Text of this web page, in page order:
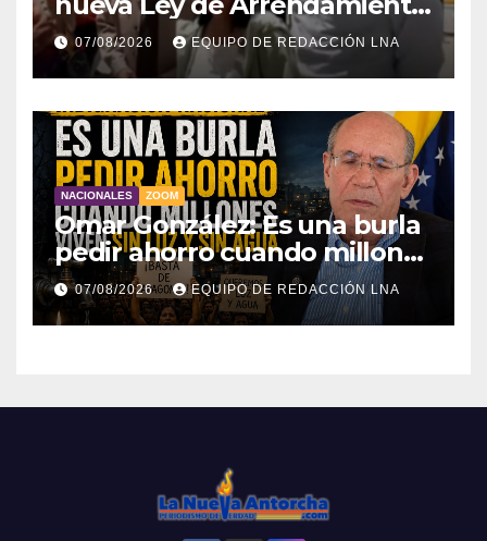
para atender a familias
damnificadas
07/08/2026 EQUIPO DE REDACCIÓN LNA
NACIONALES ZOOM
Omar González: Es una burla
pedir ahorro cuando millones
viven sin luz y sin agua
07/08/2026 EQUIPO DE REDACCIÓN LNA